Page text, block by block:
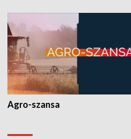
Agro-szansa